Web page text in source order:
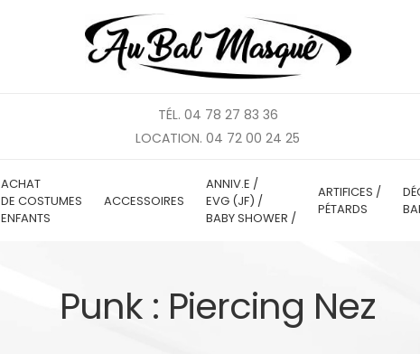
TÉL. 04 78 27 83 36
LOCATION. 04 72 00 24 25
ACHAT
DE COSTUMES
ENFANTS
ACCESSOIRES
ANNIV.E /
EVG (JF) /
BABY SHOWER /
ARTIFICES /
PÉTARDS
Punk : Piercing Nez